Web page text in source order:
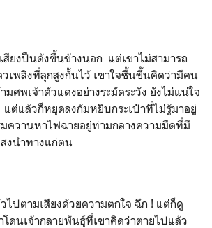
ปืนดังขึ้นข้างนอก แต่เขาไม่สามารถ
วเพลิงที่ลุกสูงกั้นไว้ เขาใจชื้นขึ้นคิดว่ามีคน
ศพเจ้าตัวแดงอย่างระมัดระวัง ยังไม่แน่ใจ
แต่แล้วก็หยุดลงก้มหยิบกระเป๋าที่ไม่รู้มาอยู่
มควานหาไฟฉายอยู่ท่ามกลางความมืดที่มี
งนำทางแก่ตน
ปตามเสียงด้วยความตกใจ ฉึก ! แต่ก็ดู
โดนเจ้ากลายพันธุ์ที่เขาคิดว่าตายไปแล้ว